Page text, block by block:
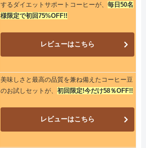
するダイエットサポートコーヒーが、 毎日50名
様限定で初回75%OFF!!
レビューはこちら
美味しさと最高の品質を兼ね備えたコーヒー豆
のお試しセットが、 初回限定!今だけ58％OFF!!
レビューはこちら